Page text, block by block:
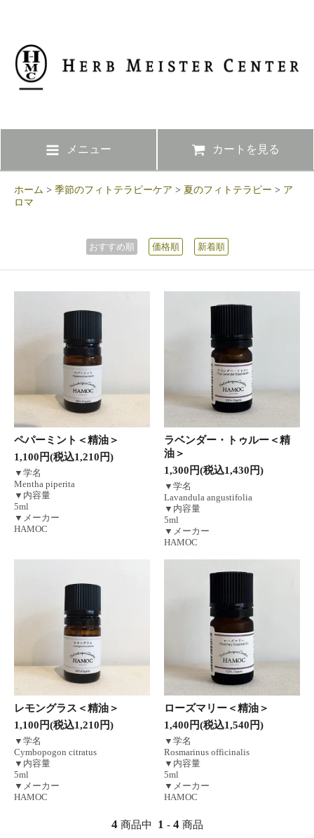
メニュー カートを見る
ホーム > 季節のフィトテラピーケア > 夏のフィトテラピー > ア
ロマ
おすすめ順 価格順 新着順
ペパーミント＜精油＞
1,100円(税込1,210円)
▼学名
Mentha piperita
▼内容量
5ml
▼メーカー
HAMOC
ラベンダー・トゥルー＜精
油＞
1,300円(税込1,430円)
▼学名
Lavandula angustifolia
▼内容量
5ml
▼メーカー
HAMOC
レモングラス＜精油＞
1,100円(税込1,210円)
▼学名
Cymbopogon citratus
▼内容量
5ml
▼メーカー
HAMOC
ローズマリー＜精油＞
1,400円(税込1,540円)
▼学名
Rosmarinus officinalis
▼内容量
5ml
▼メーカー
HAMOC
4 商品中 1 -4 商品